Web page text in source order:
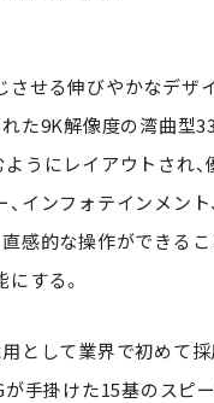
させる伸びやかなデザ
た9K解像度の湾曲型
うにレイアウトされ
インフォテインメン
感的な操作ができる
する。
として業界で初めて
手掛けた15基のスピ